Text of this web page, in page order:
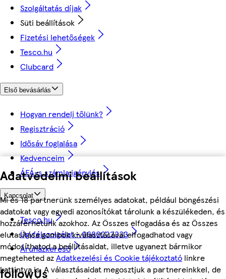
Adatvédelmi beállítások
Mi és 18 partnerünk személyes adatokat, például böngészési
adatokat vagy egyedi azonosítókat tárolunk a készülékeden, és
hozzáférhetünk azokhoz. Az Összes elfogadása és az Összes
elutasítása gombok kiválasztásával elfogadhatod vagy
módosíthatod a beállításaidat, illetve ugyanezt bármikor
megteheted azAdatkezelési és Cookie tájékoztató linkre
kattintva is. A választásaidat megosztjuk a partnereinkkel, de
Szolgáltatás díjak
Süti beállítások
Fizetési lehetőségek
Tesco.hu
Clubcard
Első bevásárlás
Hogyan rendelj tőlünk?
Regisztráció
Idősáv foglalása
Kedvenceim
ÁFÁ-s számla igénylés
Kapcsolat
Tesco.hu
Ügyfélszolgálat - 0680222333
Áruházkereső
followUs